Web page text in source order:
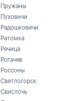
Пружаны
Пуховичи
Радошковичи
Ратомка
Речица
Рогачев
Россоны
Светлогорск
Свислочь